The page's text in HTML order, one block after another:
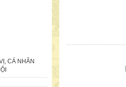
Thị